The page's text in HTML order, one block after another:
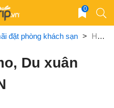
0
đặt phòng khách sạn > Hái lộc với Momo, Du xuân cùng VNTRIP.VN
Du xuân